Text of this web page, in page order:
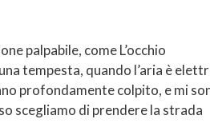
palpabile, come L’occhio
tempesta, quando l’aria è
profondamente colpito, e mi
scegliamo di prendere la strada